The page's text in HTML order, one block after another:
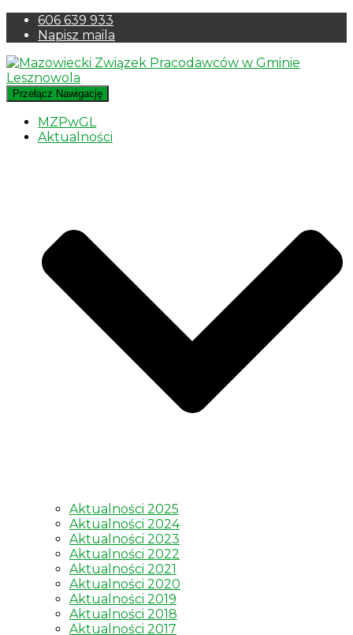
606 639 933
Napisz maila
Przełącz Nawigację
MZPwGL
Aktualności
Aktualności 2025
Aktualności 2024
Aktualności 2023
Aktualności 2022
Aktualności 2021
Aktualności 2020
Aktualności 2019
Aktualności 2018
Aktualności 2017